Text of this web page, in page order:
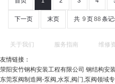
下一页 末页 共 9 页88 条
关于我们 服务指南 维修
友情链接：
荥阳安竹钢构安装工程有限公司 钢结构安
东莞泵阀制造网-泵阀,水泵,阀门,泵阀领域